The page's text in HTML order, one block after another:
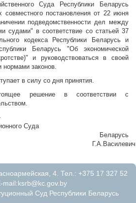
Суда Республики Беларусь
совместного постановления от 22 июня
подведомственности дел между
судами" в соответствие со статьей 37
кодекса Республики Беларусь и
Беларусь "Об экономической
и руководствоваться в своей
нормами законов.
в силу со дня принятия.
решение в соответствии с
Суда
Беларусь
4. Тел.: +375 17 327 52
mail:ksrb@kc.gov.by
Суд Республики Беларусь